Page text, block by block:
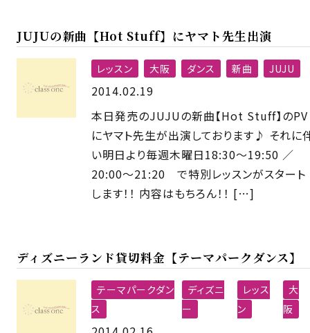
JUJUの新曲【Hot Stuff】にヤマト先生出演
レッスン 大阪 ダンス 新曲 JUJU
2014.02.19
本日発売のJUJUの新曲【Hot Stuff】のPV
にヤマト先生が出演しております♪ それに
い明日より毎週木曜日18:30〜19:50 ／
20:00〜21:20 で特別レッスンがスタート
します！！ 内容はもちろん！！ […]
ディズニーランド貸切料金【テーマパークダンス】
テーマパークダン
ス
ディズニ
ー
レッス
ン
大
阪